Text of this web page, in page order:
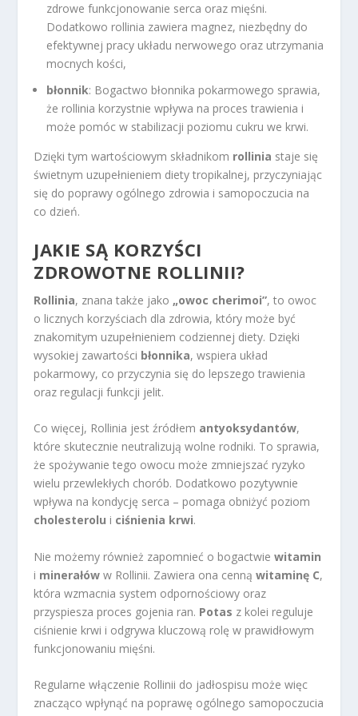
zdrowe funkcjonowanie serca oraz mięśni.
Dodatkowo rollinia zawiera magnez, niezbędny do
efektywnej pracy układu nerwowego oraz utrzymania
mocnych kości,
błonnik: Bogactwo błonnika pokarmowego sprawia,
że rollinia korzystnie wpływa na proces trawienia i
może pomóc w stabilizacji poziomu cukru we krwi.
Dzięki tym wartościowym składnikom rollinia staje się
świetnym uzupełnieniem diety tropikalnej, przyczyniając
się do poprawy ogólnego zdrowia i samopoczucia na
co dzień.
JAKIE SĄ KORZYŚCI
ZDROWOTNE ROLLINII?
Rollinia, znana także jako „owoc cherimoi”, to owoc
o licznych korzyściach dla zdrowia, który może być
znakomitym uzupełnieniem codziennej diety. Dzięki
wysokiej zawartości błonnika, wspiera układ
pokarmowy, co przyczynia się do lepszego trawienia
oraz regulacji funkcji jelit.
Co więcej, Rollinia jest źródłem antyoksydantów,
które skutecznie neutralizują wolne rodniki. To sprawia,
że spożywanie tego owocu może zmniejszać ryzyko
wielu przewlekłych chorób. Dodatkowo pozytywnie
wpływa na kondycję serca – pomaga obniżyć poziom
cholesterolu i ciśnienia krwi.
Nie możemy również zapomnieć o bogactwiewitamin
i minerałów w Rollinii. Zawiera ona cennąwitaminę C,
która wzmacnia system odpornościowy oraz
przyspiesza proces gojenia ran. Potas z kolei reguluje
ciśnienie krwi i odgrywa kluczową rolę w prawidłowym
funkcjonowaniu mięśni.
Regularne włączenie Rollinii do jadłospisu może więc
znacząco wpłynąć na poprawę ogólnego samopoczucia